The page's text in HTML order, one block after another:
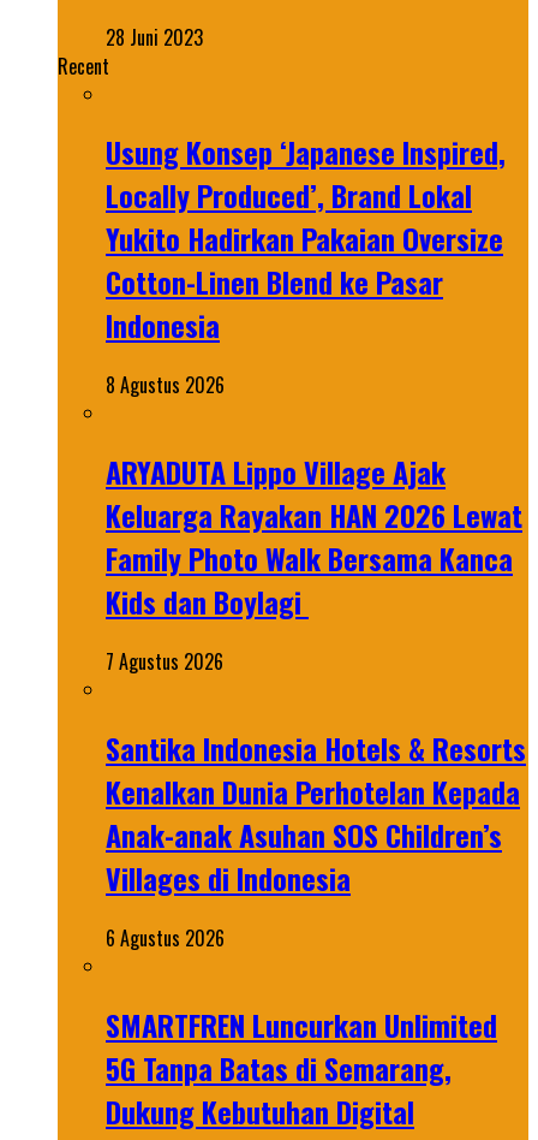
28 Juni 2023
Recent
Usung Konsep ‘Japanese Inspired,
Locally Produced’, Brand Lokal
Yukito Hadirkan Pakaian Oversize
Cotton-Linen Blend ke Pasar
Indonesia
8 Agustus 2026
ARYADUTA Lippo Village Ajak
Keluarga Rayakan HAN 2026 Lewat
Family Photo Walk Bersama Kanca
Kids dan Boylagi
7 Agustus 2026
Santika Indonesia Hotels & Resorts
Kenalkan Dunia Perhotelan Kepada
Anak-anak Asuhan SOS Children’s
Villages di Indonesia
6 Agustus 2026
SMARTFREN Luncurkan Unlimited
5G Tanpa Batas di Semarang,
Dukung Kebutuhan Digital